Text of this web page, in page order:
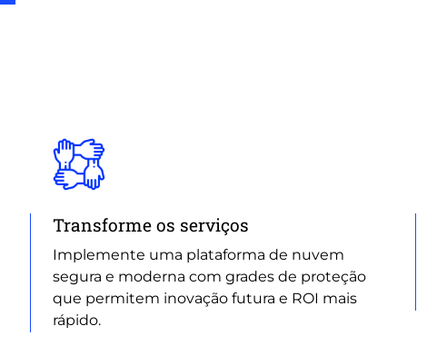
Transforme os serviços
Implemente uma plataforma de nuvem
segura e moderna com grades de proteção
que permitem inovação futura e ROI mais
rápido.